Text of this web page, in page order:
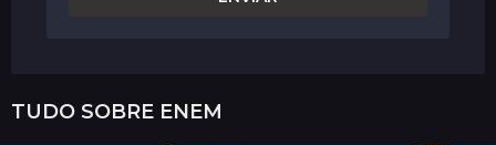
TUDO SOBRE ENEM